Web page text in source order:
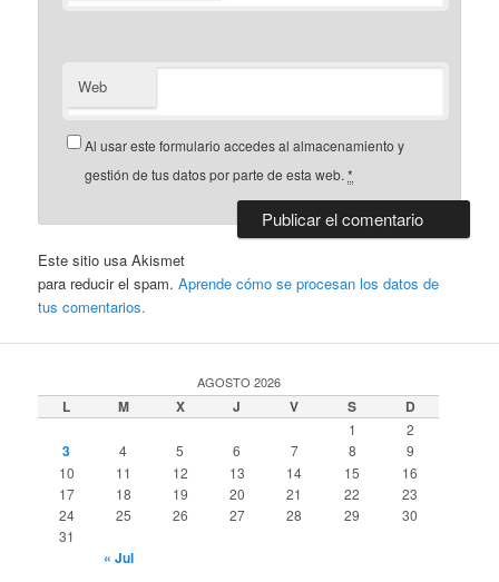
Web
Al usar este formulario accedes al almacenamiento y
gestión de tus datos por parte de esta web.*
Este sitio usa Akismet
para reducir el spam.Aprende cómo se procesan los datos de
tus comentarios.
AGOSTO 2026
L M X J V S D
1 2
3 4 5 6 7 8
9
10
11 12 13 14 15
16
17
18 19 20 21 22
23
24
25 26 27 28 29
30
31
« Jul